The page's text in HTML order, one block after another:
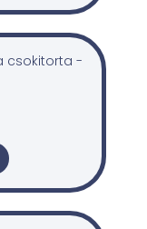
csokitorta -